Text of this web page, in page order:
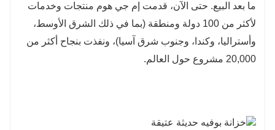
ما بعد البيع. حتى الآن، قدمت إم جي هوم منتجات وخدمات
لأكثر من 100 دولة ومنطقة (بما في ذلك الشرق الأوسط،
وأستراليا، وكندا، وجنوب شرق آسيا)، ونفذت بنجاح أكثر من
20,000 مشروع حول العالم.